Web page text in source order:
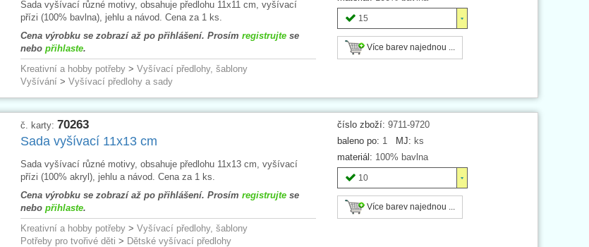
15
Více barev najednou ...
Sada vyšívací různé motivy, obsahuje předlohu 11x11 cm, vyšívací
přízi (100% bavlna), jehlu a návod. Cena za 1 ks.
Cena výrobku se zobrazí až po přihlášení. Prosím registrujtese
nebo přihlaste.
Kreativní a hobby potřeby> Vyšívací předlohy, šablony
Vyšívání> Vyšívací předlohy a sady
číslo zboží: 9711-9720
baleno po: 1 MJ: ks
materiál: 100% bavlna
10
Více barev najednou ...
č. karty: 70263
Sada vyšívací 11x13 cm
Sada vyšívací různé motivy, obsahuje předlohu 11x13 cm, vyšívací
přízi (100% akryl), jehlu a návod. Cena za 1 ks.
Cena výrobku se zobrazí až po přihlášení. Prosím registrujtese
nebo přihlaste.
Kreativní a hobby potřeby> Vyšívací předlohy, šablony
Potřeby pro tvořivé děti > Dětské vyšívací předlohy